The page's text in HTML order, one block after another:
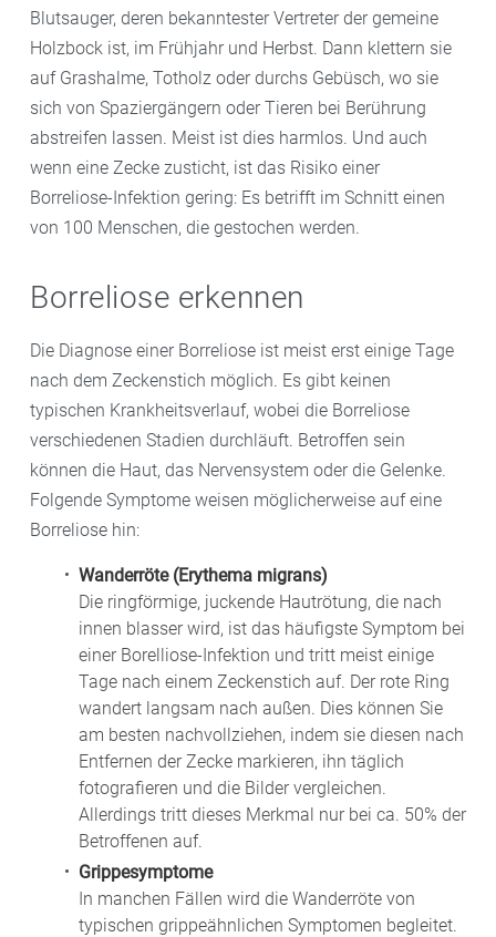
Blutsauger, deren bekanntester Vertreter der gemeine
Holzbock ist, im Frühjahr und Herbst. Dann klettern sie
auf Grashalme, Totholz oder durchs Gebüsch, wo sie
sich von Spaziergängern oder Tieren bei Berührung
abstreifen lassen. Meist ist dies harmlos. Und auch
wenn eine Zecke zusticht, ist das Risiko einer
Borreliose-Infektion gering: Es betrifft im Schnitt einen
von 100 Menschen, die gestochen werden.
Borreliose erkennen
Die Diagnose einer Borreliose ist meist erst einige Tage
nach dem Zeckenstich möglich. Es gibt keinen
typischen Krankheitsverlauf, wobei die Borreliose
verschiedenen Stadien durchläuft. Betroffen sein
können die Haut, das Nervensystem oder die Gelenke.
Folgende Symptome weisen möglicherweise auf eine
Borreliose hin:
Wanderröte (Erythema migrans)
Die ringförmige, juckende Hautrötung, die nach
innen blasser wird, ist das häufigste Symptom bei
einer Borelliose-Infektion und tritt meist einige
Tage nach einem Zeckenstich auf. Der rote Ring
wandert langsam nach außen. Dies können Sie
am besten nachvollziehen, indem sie diesen nach
Entfernen der Zecke markieren, ihn täglich
fotografieren und die Bilder vergleichen.
Allerdings tritt dieses Merkmal nur bei ca. 50% der
Betroffenen auf.
Grippesymptome
In manchen Fällen wird die Wanderröte von
typischen grippeähnlichen Symptomen begleitet.